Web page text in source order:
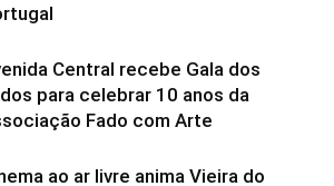
Central recebe Gala dos
para celebrar 10 anos da
Fado com Arte
ao ar livre anima Vieira do